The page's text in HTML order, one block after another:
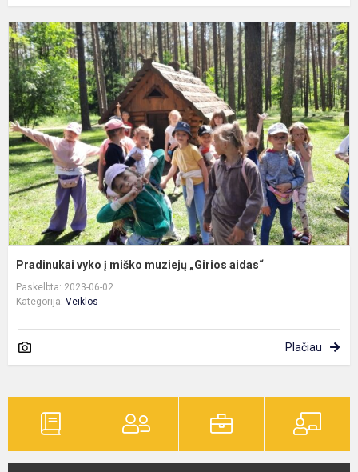
Pradinukai vyko į miško muziejų „Girios aidas“
Paskelbta: 2023-06-02
Kategorija: Veiklos
Plačiau